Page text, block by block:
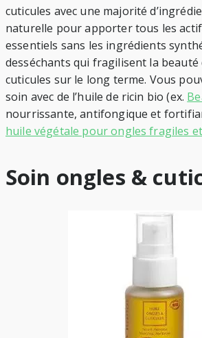
cuticules avec une majorité
naturelle pour apporter tous les
essentiels sans les ingrédients
desséchants qui fragilisent la beauté
cuticules sur le long terme. Vous
soin avec de l’huile de ricin bio (ex.
nourrissante, antifongique et
huile végétale pour ongles fragiles
Soin ongles &